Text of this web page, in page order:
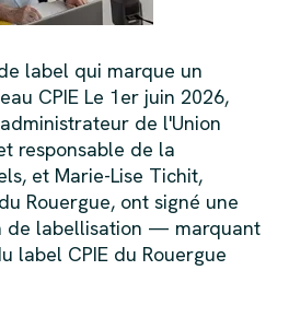
label qui marque un
CPIE Le 1er juin 2026,
de l'Union
responsable de la
et Marie-Lise Tichit,
Rouergue, ont signé une
de labellisation — marquant
label CPIE du Rouergue